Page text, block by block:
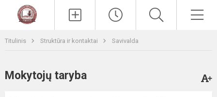
Titulinis Struktūra ir kontaktai Savivalda
Mokytojų taryba